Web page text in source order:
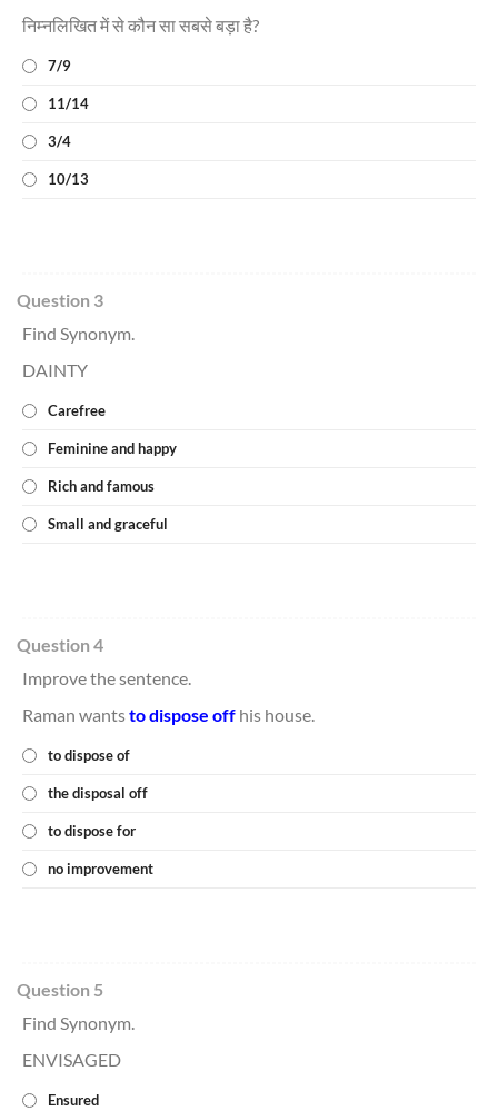
निम्नलिखित में से कौन सा सबसे बड़ा है?
7/9
11/14
3/4
10/13
Question 3
Find Synonym.
DAINTY
Carefree
Feminine and happy
Rich and famous
Small and graceful
Question 4
Improve the sentence.
Raman wantsto dispose off his house.
to dispose of
the disposal off
to dispose for
no improvement
Question 5
Find Synonym.
ENVISAGED
Ensured